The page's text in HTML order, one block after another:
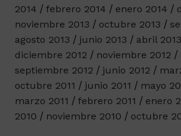
2014
febrero 2014 enero 2014
noviembre 2013
octubre 2013
agosto 2013
junio 2013 abril 2013
diciembre 2012
noviembre 2012
septiembre 2012
junio 2012
octubre 2011
junio 2011 mayo
marzo 2011
febrero 2011 enero
2010
noviembre 2010 octubre